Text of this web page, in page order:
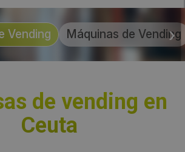
Vending Máquinas de Vending
de vending en
Ceuta